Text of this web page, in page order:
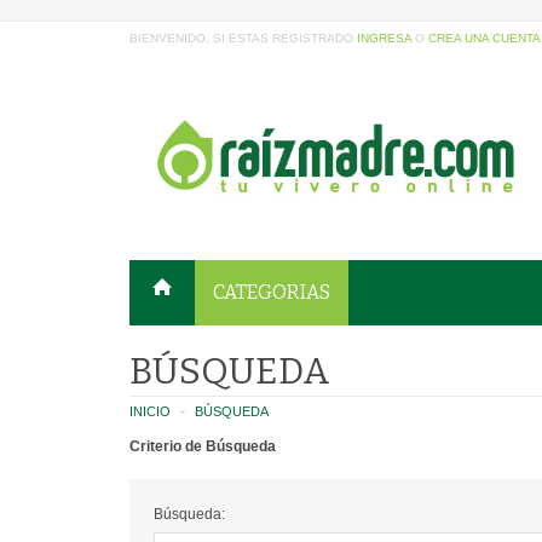
BIENVENIDO, SI ESTAS REGISTRADO INGRESA O CREA UNA CUENTA
CATEGORIAS
BÚSQUEDA
INICIO BÚSQUEDA
Criterio de Búsqueda
Búsqueda: